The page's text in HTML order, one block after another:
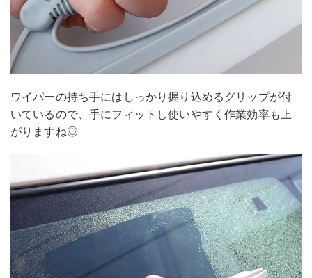
ワイパーの持ち手にはしっかり握り込めるグリップが付
いているので、手にフィットし使いやすく作業効率も上
がりますね◎